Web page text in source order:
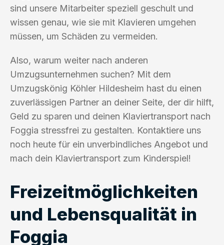
sind unsere Mitarbeiter speziell geschult und
wissen genau, wie sie mit Klavieren umgehen
müssen, um Schäden zu vermeiden.
Also, warum weiter nach anderen
Umzugsunternehmen suchen? Mit dem
Umzugskönig Köhler Hildesheim hast du einen
zuverlässigen Partner an deiner Seite, der dir hilft,
Geld zu sparen und deinen Klaviertransport nach
Foggia stressfrei zu gestalten. Kontaktiere uns
noch heute für ein unverbindliches Angebot und
mach dein Klaviertransport zum Kinderspiel!
Freizeitmöglichkeiten
und Lebensqualität in
Foggia